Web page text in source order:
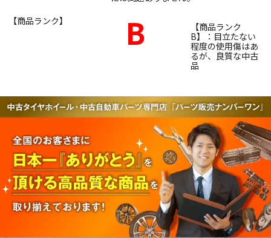
【商品ランク】
B
【商品ランク
B】：目立たない
程度の使用傷はあ
るが、良質な中古
品